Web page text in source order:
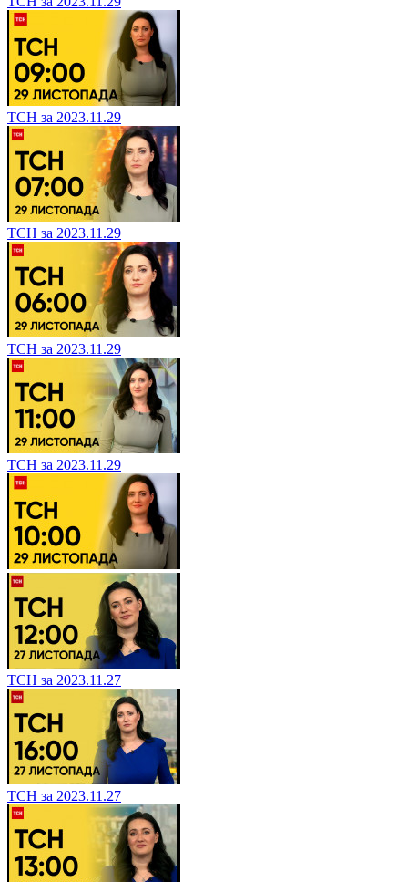
ТСН за 2023.11.29
ТСН за 2023.11.29
ТСН за 2023.11.29
ТСН за 2023.11.29
ТСН за 2023.11.27
ТСН за 2023.11.27